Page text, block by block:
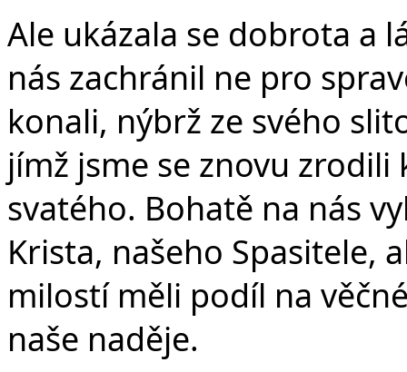
Ale ukázala se dobrota a
nás zachránil ne pro
konali, nýbrž ze svého
jímž jsme se znovu
svatého. Bohatě na nás
Krista, našeho Spasitele,
milostí měli podíl na
naše naděje.